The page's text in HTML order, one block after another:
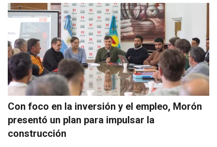
Con foco en la inversión y el empleo, Morón
presentó un plan para impulsar la
construcción